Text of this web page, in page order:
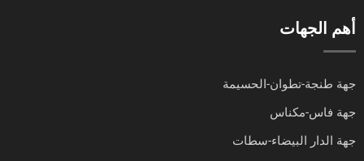
أهم الجهات
جهة طنجة-تطوان-الحسيمة
جهة فاس-مكناس
جهة الدار البيضاء-سطات